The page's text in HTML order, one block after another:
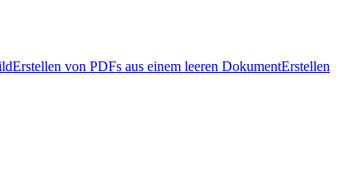
Erstellen von PDFs aus einem leeren DokumentErstellen